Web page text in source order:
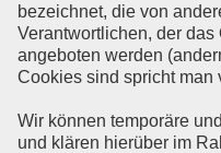
bezeichnet, die von
Verantwortlichen, der
angeboten werden
Cookies sind spricht man
Wir können temporäre
und klären hierüber im